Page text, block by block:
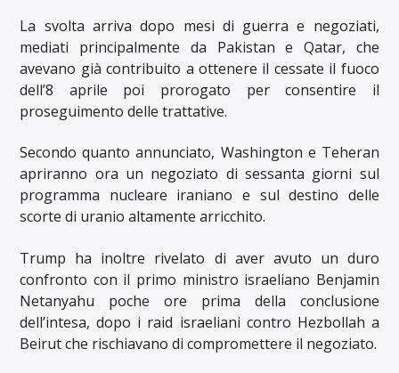
La svolta arriva dopo mesi di guerra e negoziati,
mediati principalmente da Pakistan e Qatar, che
avevano già contribuito a ottenere il cessate il fuoco
dell’8 aprile poi prorogato per consentire il
proseguimento delle trattative.
Secondo quanto annunciato, Washington e Teheran
apriranno ora un negoziato di sessanta giorni sul
programma nucleare iraniano e sul destino delle
scorte di uranio altamente arricchito.
Trump ha inoltre rivelato di aver avuto un duro
confronto con il primo ministro israeliano Benjamin
Netanyahu poche ore prima della conclusione
dell’intesa, dopo i raid israeliani contro Hezbollah a
Beirut che rischiavano di compromettere il negoziato.